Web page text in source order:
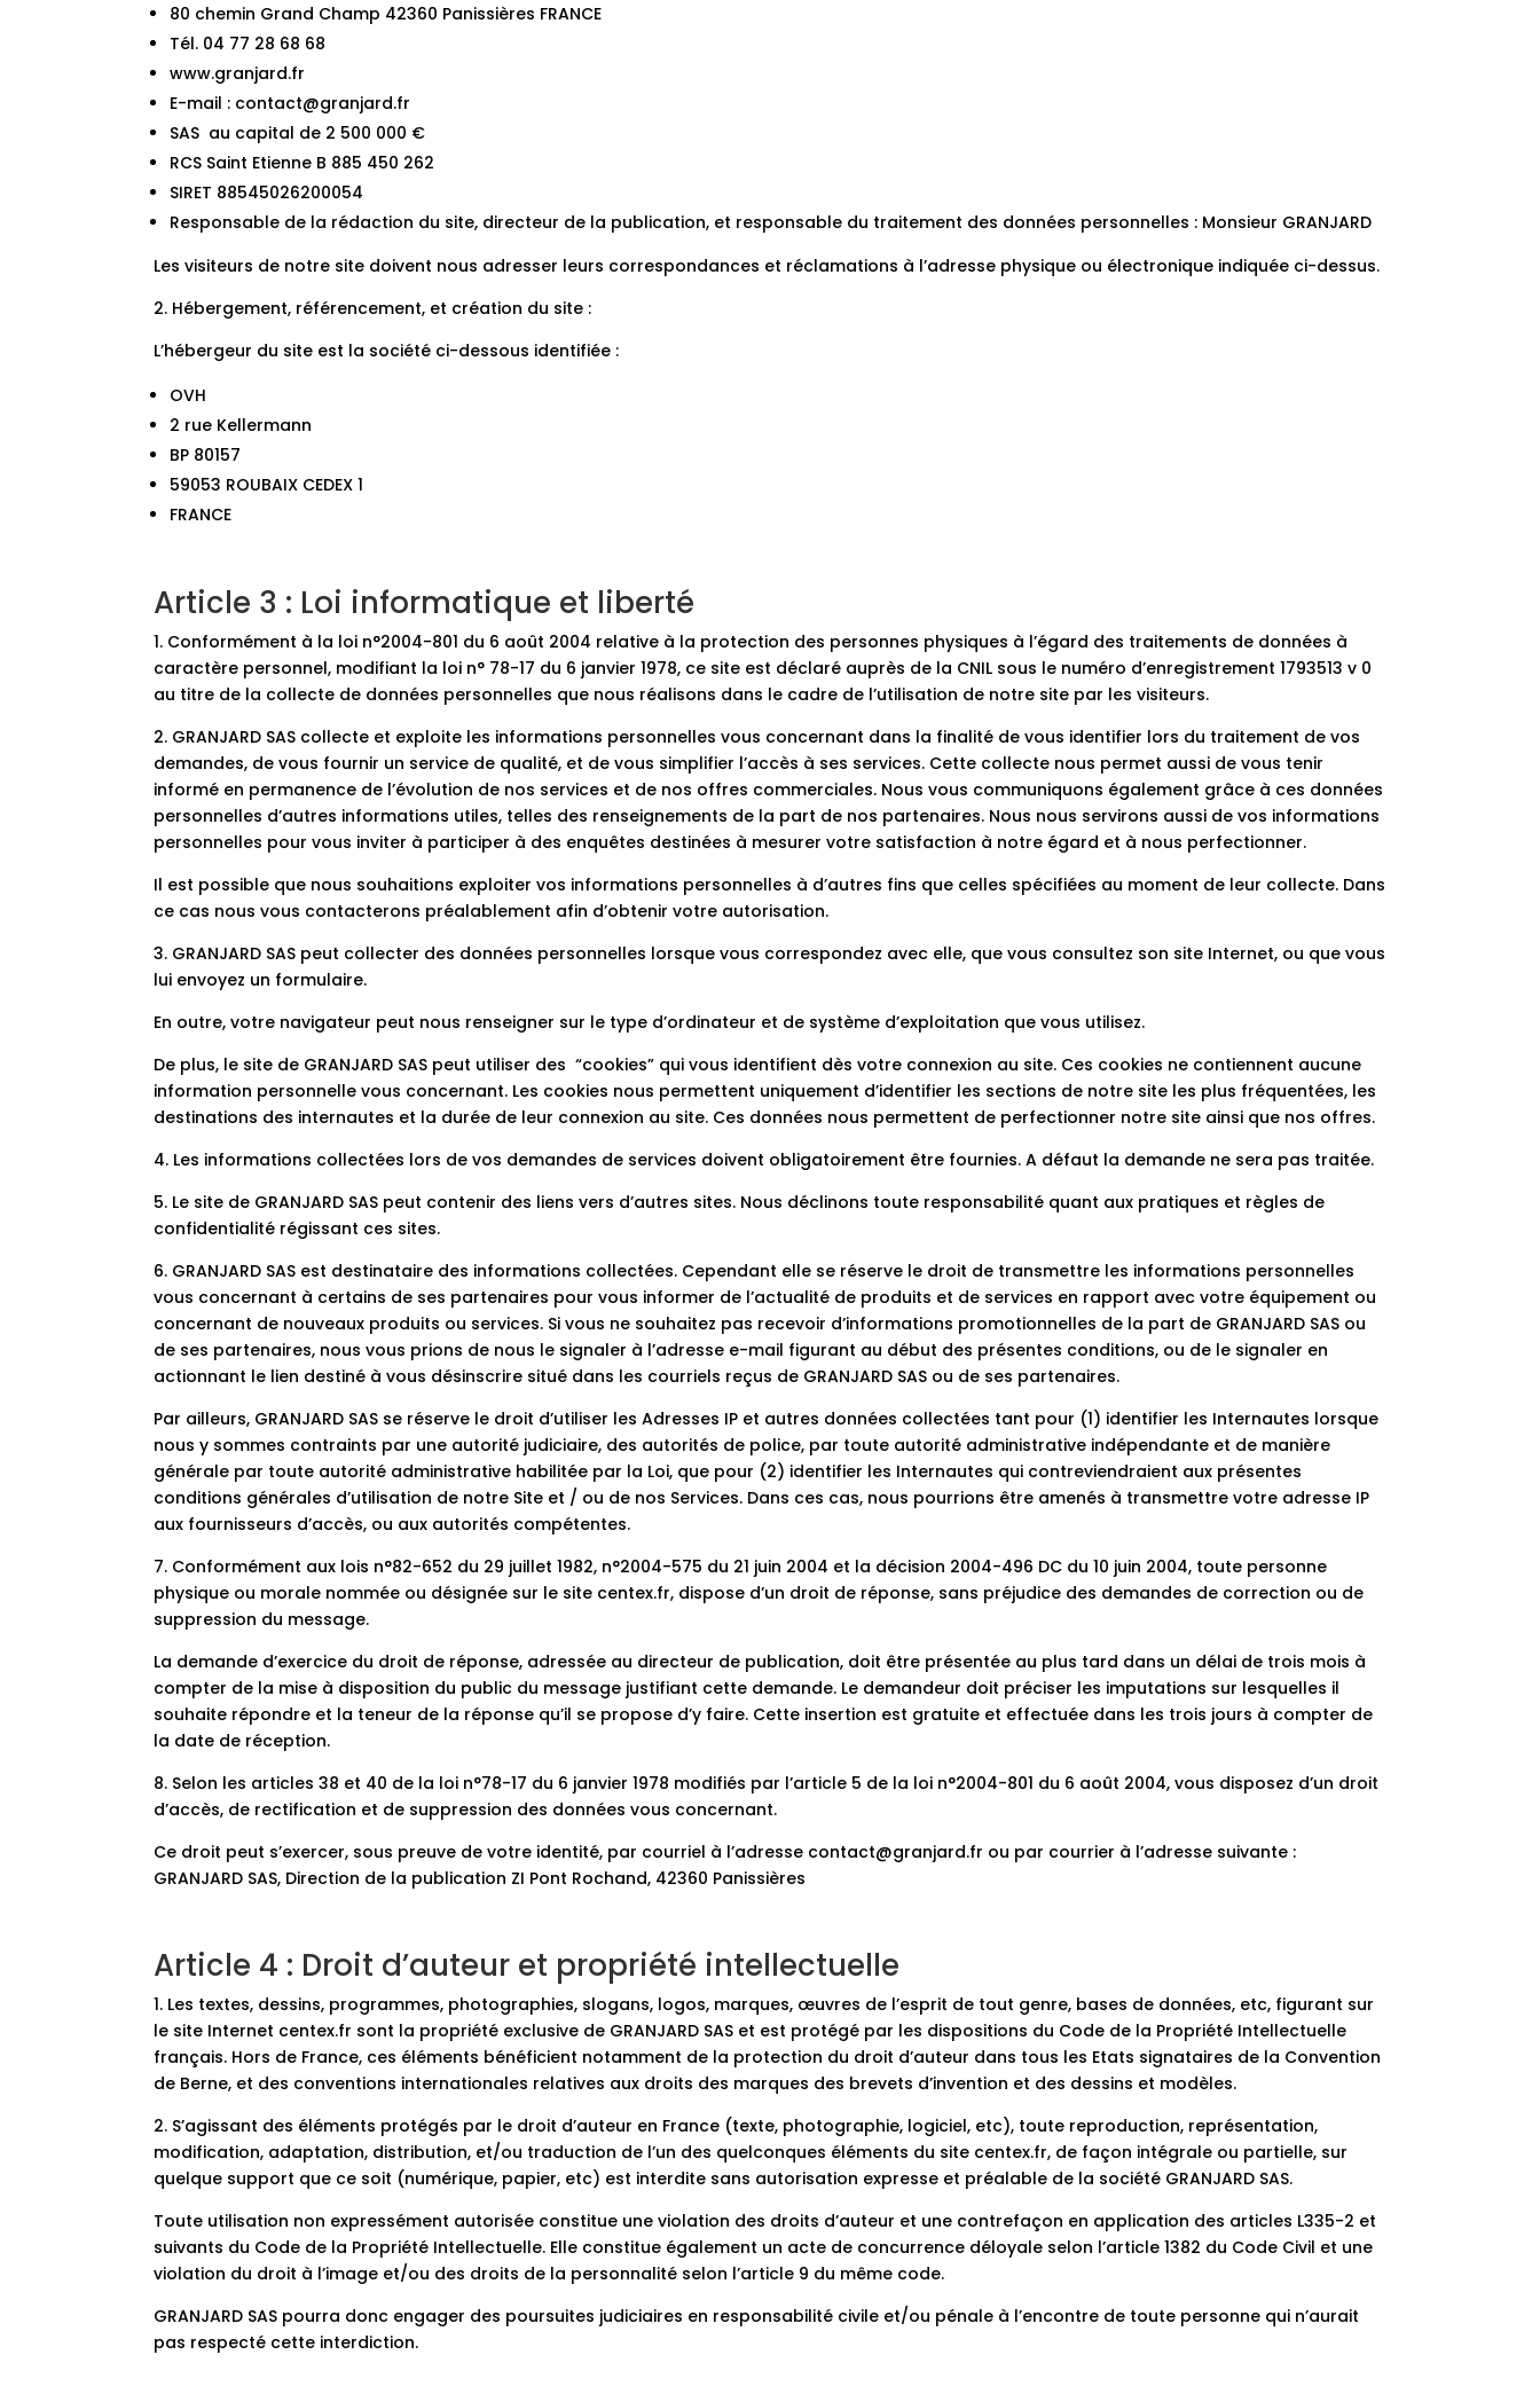
80 chemin Grand Champ 42360 Panissières FRANCE
Tél. 04 77 28 68 68
www.granjard.fr
E-mail : contact@granjard.fr
SAS au capital de 2 500 000 €
RCS Saint Etienne B 885 450 262
SIRET 88545026200054
Responsable de la rédaction du site, directeur de la publication, et responsable du traitement des données personnelles : Monsieur GRANJARD
Les visiteurs de notre site doivent nous adresser leurs correspondances et réclamations à l’adresse physique ou électronique indiquée ci-dessus.
2. Hébergement, référencement, et création du site :
L’hébergeur du site est la société ci-dessous identifiée :
OVH
2 rue Kellermann
BP 80157
59053 ROUBAIX CEDEX 1
FRANCE
Article 3 : Loi informatique et liberté
1. Conformément à la loi n°2004-801 du 6 août 2004 relative à la protection des personnes physiques à l’égard des traitements de données à
caractère personnel, modifiant la loi n° 78-17 du 6 janvier 1978, ce site est déclaré auprès de la CNIL sous le numéro d’enregistrement 1793513 v 0
au titre de la collecte de données personnelles que nous réalisons dans le cadre de l’utilisation de notre site par les visiteurs.
2. GRANJARD SAS collecte et exploite les informations personnelles vous concernant dans la finalité de vous identifier lors du traitement de vos
demandes, de vous fournir un service de qualité, et de vous simplifier l’accès à ses services. Cette collecte nous permet aussi de vous tenir
informé en permanence de l’évolution de nos services et de nos offres commerciales. Nous vous communiquons également grâce à ces données
personnelles d’autres informations utiles, telles des renseignements de la part de nos partenaires. Nous nous servirons aussi de vos informations
personnelles pour vous inviter à participer à des enquêtes destinées à mesurer votre satisfaction à notre égard et à nous perfectionner.
Il est possible que nous souhaitions exploiter vos informations personnelles à d’autres fins que celles spécifiées au moment de leur collecte. Dans
ce cas nous vous contacterons préalablement afin d’obtenir votre autorisation.
3. GRANJARD SAS peut collecter des données personnelles lorsque vous correspondez avec elle, que vous consultez son site Internet, ou que vous
lui envoyez un formulaire.
En outre, votre navigateur peut nous renseigner sur le type d’ordinateur et de système d’exploitation que vous utilisez.
De plus, le site de GRANJARD SAS peut utiliser des “cookies” qui vous identifient dès votre connexion au site. Ces cookies ne contiennent aucune
information personnelle vous concernant. Les cookies nous permettent uniquement d’identifier les sections de notre site les plus fréquentées, les
destinations des internautes et la durée de leur connexion au site. Ces données nous permettent de perfectionner notre site ainsi que nos offres.
4. Les informations collectées lors de vos demandes de services doivent obligatoirement être fournies. A défaut la demande ne sera pas traitée.
5. Le site de GRANJARD SAS peut contenir des liens vers d’autres sites. Nous déclinons toute responsabilité quant aux pratiques et règles de
confidentialité régissant ces sites.
6. GRANJARD SAS est destinataire des informations collectées. Cependant elle se réserve le droit de transmettre les informations personnelles
vous concernant à certains de ses partenaires pour vous informer de l’actualité de produits et de services en rapport avec votre équipement ou
concernant de nouveaux produits ou services. Si vous ne souhaitez pas recevoir d’informations promotionnelles de la part de GRANJARD SAS ou
de ses partenaires, nous vous prions de nous le signaler à l’adresse e-mail figurant au début des présentes conditions, ou de le signaler en
actionnant le lien destiné à vous désinscrire situé dans les courriels reçus de GRANJARD SAS ou de ses partenaires.
Par ailleurs, GRANJARD SAS se réserve le droit d’utiliser les Adresses IP et autres données collectées tant pour (1) identifier les Internautes lorsque
nous y sommes contraints par une autorité judiciaire, des autorités de police, par toute autorité administrative indépendante et de manière
générale par toute autorité administrative habilitée par la Loi, que pour (2) identifier les Internautes qui contreviendraient aux présentes
conditions générales d’utilisation de notre Site et / ou de nos Services. Dans ces cas, nous pourrions être amenés à transmettre votre adresse IP
aux fournisseurs d’accès, ou aux autorités compétentes.
7. Conformément aux lois n°82-652 du 29 juillet 1982, n°2004-575 du 21 juin 2004 et la décision 2004-496 DC du 10 juin 2004, toute personne
physique ou morale nommée ou désignée sur le site centex.fr, dispose d’un droit de réponse, sans préjudice des demandes de correction ou de
suppression du message.
La demande d’exercice du droit de réponse, adressée au directeur de publication, doit être présentée au plus tard dans un délai de trois mois à
compter de la mise à disposition du public du message justifiant cette demande. Le demandeur doit préciser les imputations sur lesquelles il
souhaite répondre et la teneur de la réponse qu’il se propose d’y faire. Cette insertion est gratuite et effectuée dans les trois jours à compter de
la date de réception.
8. Selon les articles 38 et 40 de la loi n°78-17 du 6 janvier 1978 modifiés par l’article 5 de la loi n°2004-801 du 6 août 2004, vous disposez d’un droit
d’accès, de rectification et de suppression des données vous concernant.
Ce droit peut s’exercer, sous preuve de votre identité, par courriel à l’adresse contact@granjard.fr ou par courrier à l’adresse suivante :
GRANJARD SAS, Direction de la publication ZI Pont Rochand, 42360 Panissières
Article 4 : Droit d’auteur et propriété intellectuelle
1. Les textes, dessins, programmes, photographies, slogans, logos, marques, œuvres de l’esprit de tout genre, bases de données, etc, figurant sur
le site Internet centex.fr sont la propriété exclusive de GRANJARD SAS et est protégé par les dispositions du Code de la Propriété Intellectuelle
français. Hors de France, ces éléments bénéficient notamment de la protection du droit d’auteur dans tous les Etats signataires de la Convention
de Berne, et des conventions internationales relatives aux droits des marques des brevets d’invention et des dessins et modèles.
2. S’agissant des éléments protégés par le droit d’auteur en France (texte, photographie, logiciel, etc), toute reproduction, représentation,
modification, adaptation, distribution, et/ou traduction de l’un des quelconques éléments du site centex.fr, de façon intégrale ou partielle, sur
quelque support que ce soit (numérique, papier, etc) est interdite sans autorisation expresse et préalable de la société GRANJARD SAS.
Toute utilisation non expressément autorisée constitue une violation des droits d’auteur et une contrefaçon en application des articles L335-2 et
suivants du Code de la Propriété Intellectuelle. Elle constitue également un acte de concurrence déloyale selon l’article 1382 du Code Civil et une
violation du droit à l’image et/ou des droits de la personnalité selon l’article 9 du même code.
GRANJARD SAS pourra donc engager des poursuites judiciaires en responsabilité civile et/ou pénale à l’encontre de toute personne qui n’aurait
pas respecté cette interdiction.